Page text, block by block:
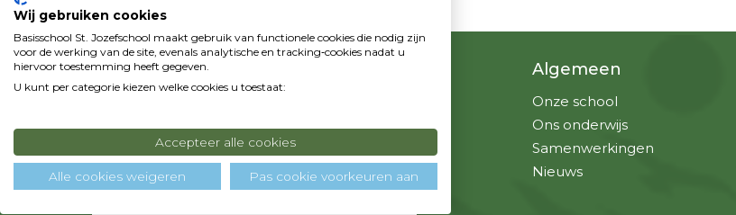
Contactgegevens
Algemeen
Onze school
Ons onderwijs
Samenwerkingen
Nieuws
Wij gebruiken cookies
Basisschool St. Jozefschool maakt gebruik van functionele cookies die nodig zijn
voor de werking van de site, evenals analytische en tracking‑cookies nadat u
hiervoor toestemming heeft gegeven.
U kunt per categorie kiezen welke cookies u toestaat:
Accepteer alle cookies
Alle cookies weigeren Pas cookie voorkeuren aan